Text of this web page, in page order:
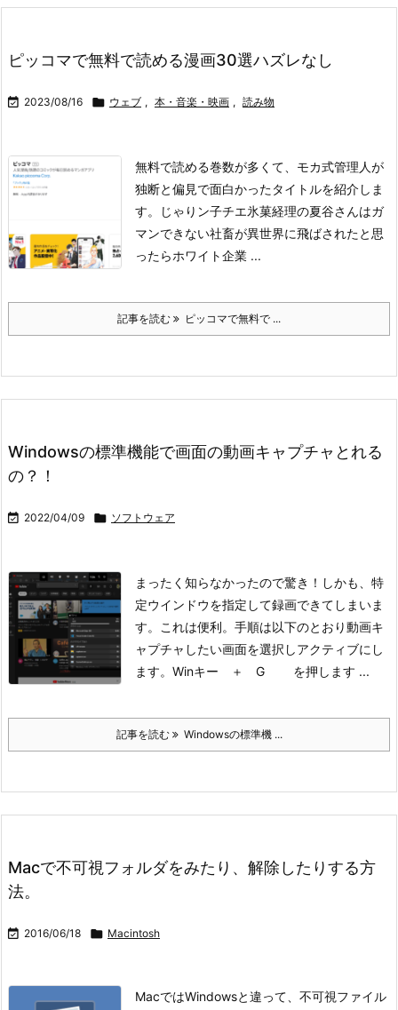
ピッコマで無料で読める漫画30選ハズレなし
 2023/08/16  ウェブ , 本・音楽・映画 , 読み物
無料で読める巻数が多くて、モカ式管理人が
独断と偏見で面白かったタイトルを紹介しま
す。
じゃりン子チエ氷菓経理の夏谷さんはガ
マンできない社畜が異世界に飛ばされたと思
ったらホワイト企業 ...
記事を読む ピッコマで無料で ...
Windowsの標準機能で画面の動画キャプチャとれる
の？！
 2022/04/09  ソフトウェア
まったく知らなかったので驚き！しかも、特
定ウインドウを指定して録画できてしまいま
す。これは便利。 手順は以下のとおり動画キ
ャプチャしたい画面を選択しアクティブにし
ます。 Winキー ＋ G を押します ...
記事を読む Windowsの標準機 ...
Macで不可視フォルダをみたり、解除したりする方
法。
 2016/06/18  Macintosh
MacではWindowsと違って、不可視ファイル